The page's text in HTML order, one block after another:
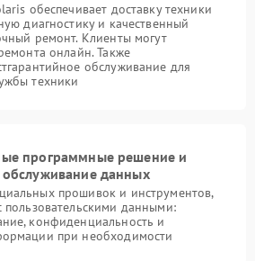
обеспечивает доставку техники
диагностику и качественный
ремонт. Клиенты могут
онлайн. Также
обслуживание для
техники
программные решение и
обслуживание данных
прошивок и инструментов,
пользовательскими данными:
конфиденциальность и
при необходимости